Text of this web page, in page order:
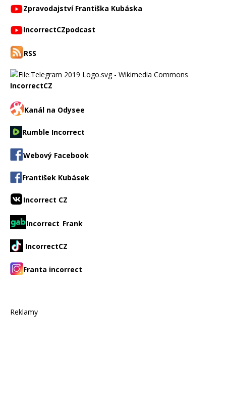
Zpravodajství Františka Kubáska
IncorrectCZpodcast
RSS
IncorrectCZ
Kanál na Odysee
Rumble Incorrect
Webový Facebook
František Kubásek
Incorrect CZ
Incorrect_Frank
IncorrectCZ
Franta incorrect
Reklamy